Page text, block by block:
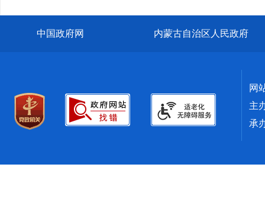
中国政府网 内蒙古自治区人民政府
网
主
承